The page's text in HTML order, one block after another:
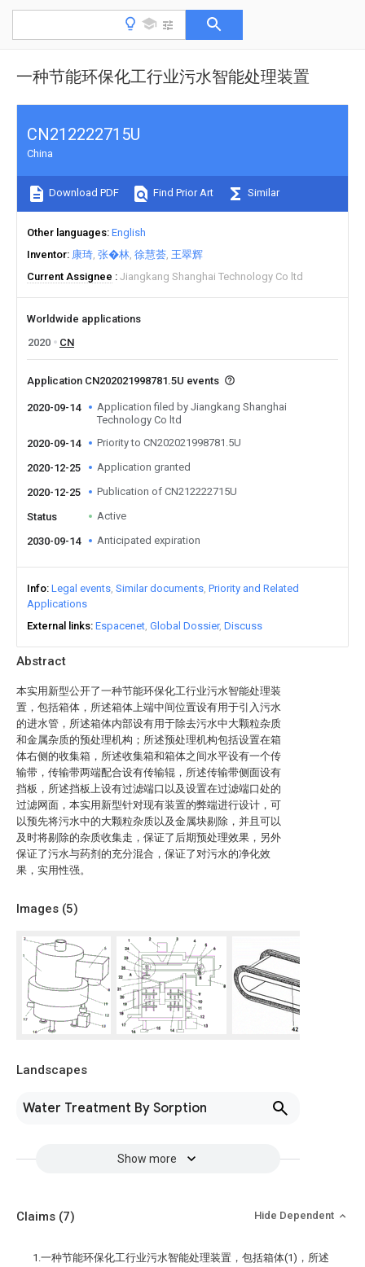
一种节能环保化工行业污水智能处理装置
Abstract
本实用新型公开了一种节能环保化工行业污水智能处理装
置，包括箱体，所述箱体上端中间位置设有用于引入污水
的进水管，所述箱体内部设有用于除去污水中大颗粒杂质
和金属杂质的预处理机构；所述预处理机构包括设置在箱
体右侧的收集箱，所述收集箱和箱体之间水平设有一个传
输带，传输带两端配合设有传输辊，所述传输带侧面设有
挡板，所述挡板上设有过滤端口以及设置在过滤端口处的
过滤网面，本实用新型针对现有装置的弊端进行设计，可
以预先将污水中的大颗粒杂质以及金属块剔除，并且可以
及时将剔除的杂质收集走，保证了后期预处理效果，另外
保证了污水与药剂的充分混合，保证了对污水的净化效
果，实用性强。
Images (5)
Landscapes
Water Treatment By Sorption
Show more
CN212222715U
China
Download PDF Find Prior Art Similar
Other languages English
Inventor 康琦 张�林 徐慧荟 王翠辉
Current Assignee
Jiangkang Shanghai Technology Co ltd
Worldwide applications
2020
CN
Application CN202021998781.5U events
2020-09-14
Application filed by Jiangkang Shanghai
Technology Co ltd
2020-09-14
Priority to CN202021998781.5U
2020-12-25 Application granted
2020-12-25 Publication of CN212222715U
Status Active
2030-09-14 Anticipated expiration
Info Legal events Similar documents Priority and Related
Applications
External links Espacenet Global Dossier Discuss
Claims (7) Hide Dependent
1.一种节能环保化工行业污水智能处理装置，包括箱体(1)，所述